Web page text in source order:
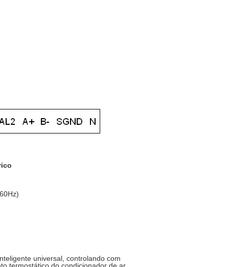
universal, controlando com